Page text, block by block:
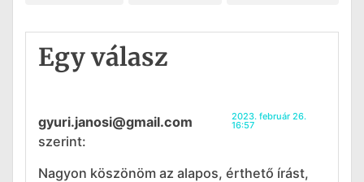
Egy válasz
gyuri.janosi@gmail.com
szerint:
2023. február 26.
16:57
Nagyon köszönöm az alapos, érthető írást,